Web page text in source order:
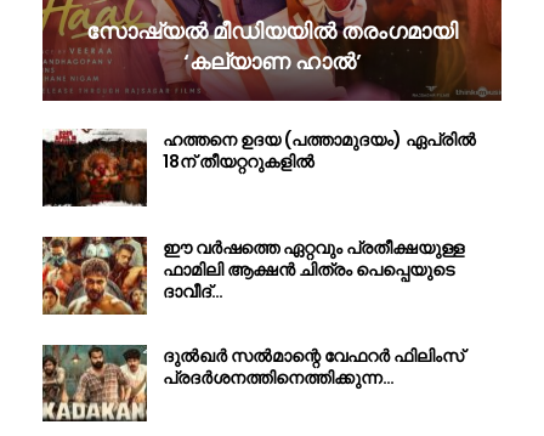
സോഷ്യൽ മീഡിയയിൽ തരംഗമായി
‘കല്യാണ ഹാൽ’
ഹത്തനെ ഉദയ (പത്താമുദയം) ഏപ്രിൽ
18ന് തീയറ്ററുകളിൽ
ഈ വർഷത്തെ ഏറ്റവും പ്രതീക്ഷയുള്ള
ഫാമിലി ആക്ഷൻ ചിത്രം പെപ്പെയുടെ
ദാവീദ്…
ദുൽഖർ സൽമാന്റെ വേഫറർ ഫിലിംസ്
പ്രദർശനത്തിനെത്തിക്കുന്ന…